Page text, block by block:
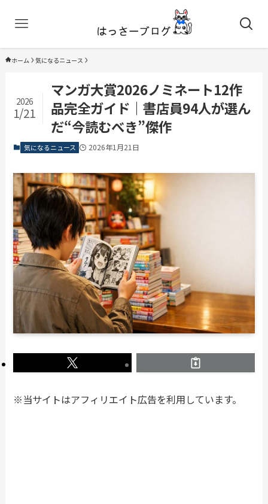
ホーム 気になるニュース
マンガ大賞2026ノミネート12作
品完全ガイド｜書店員94人が選ん
だ“今読むべき”傑作
2026
1/21
気になるニュース 2026年1月21日
※当サイトはアフィリエイト広告を利用しています。